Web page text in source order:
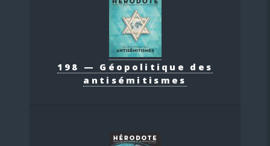
198 — Géopolitique des
antisémitismes